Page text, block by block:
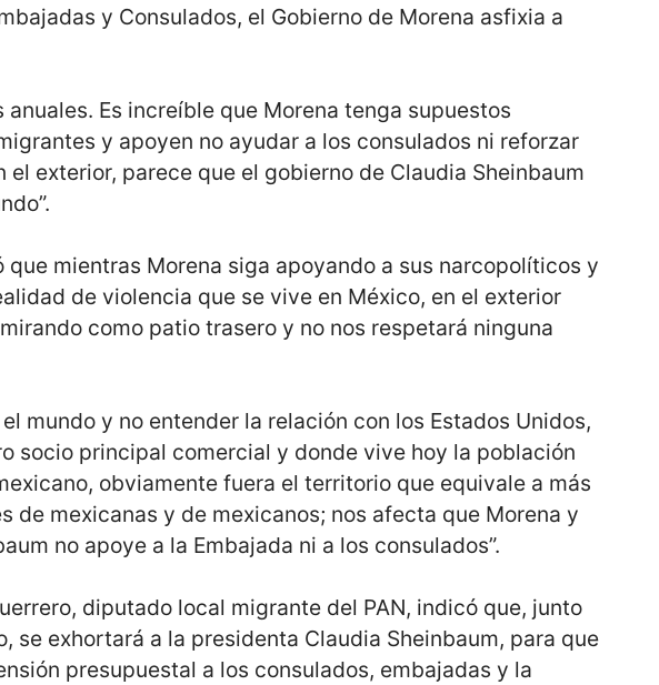
y Consulados, el Gobierno de Morena asfixia a
anuales. Es increíble que Morena tenga supuestos
y apoyen no ayudar a los consulados ni reforzar
el exterior, parece que el gobierno de Claudia Sheinbaum
que mientras Morena siga apoyando a sus narcopolíticos y
de violencia que se vive en México, en el exterior
como patio trasero y no nos respetará ninguna
el mundo y no entender la relación con los Estados Unidos,
socio principal comercial y donde vive hoy la población
obviamente fuera el territorio que equivale a más
de mexicanas y de mexicanos; nos afecta que Morena y
no apoye a la Embajada ni a los consulados”.
diputado local migrante del PAN, indicó que, junto
se exhortará a la presidenta Claudia Sheinbaum, para que
presupuestal a los consulados, embajadas y la